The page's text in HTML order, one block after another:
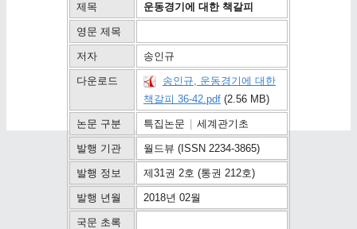
제목 운동경기에 대한 책갈피
영문 제목
저자 송인규
다운로드
송인규, 운동경기에 대한
책갈피 36-42.pdf (2.56 MB)
논문 구분 특집논문 세계관기초
발행 기관 월드뷰 (ISSN 2234-3865)
발행 정보 제31권 2호 (통권 212호)
발행 년월 2018년 02월
국문 초록